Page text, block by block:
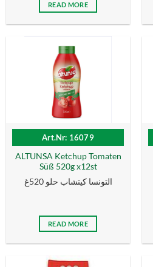
READ MORE
Art.Nr: 16079
ALTUNSA Ketchup Tomaten
Süß 520g x12st
التونسا كيتشاب حلو 520غ
READ MORE